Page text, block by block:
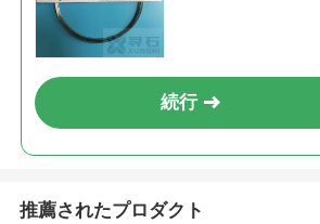
続行
推薦されたプロダクト